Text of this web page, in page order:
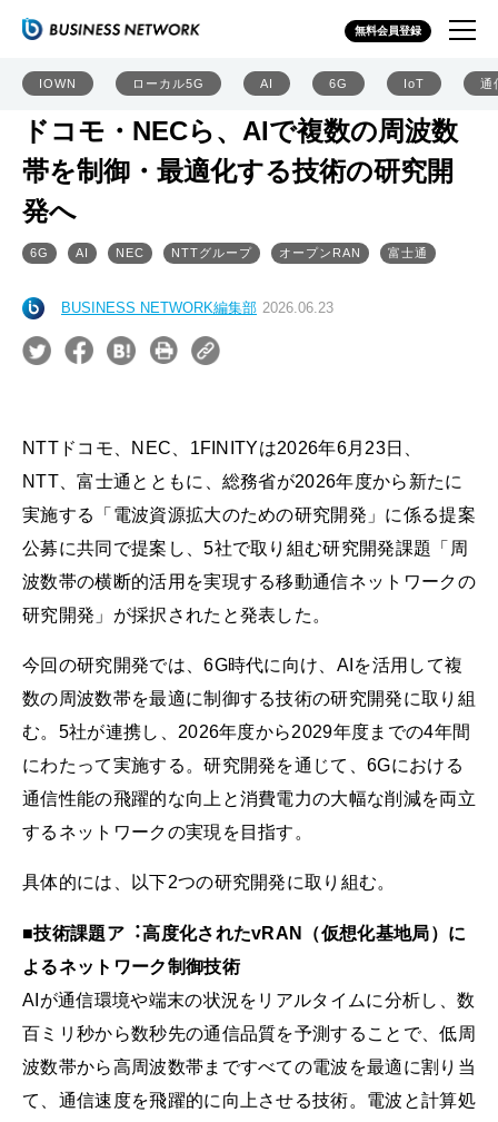
無料会員登録
IOWN ローカル5G AI 6G IoT 通
ドコモ・NECら、AIで複数の周波数
帯を制御・最適化する技術の研究開
発へ
6G AI NEC NTTグループ オープンRAN 富士通
BUSINESS NETWORK編集部 2026.06.23
NTTドコモ、NEC、1FINITYは2026年6月23日、
NTT、富士通とともに、総務省が2026年度から新たに
実施する「電波資源拡大のための研究開発」に係る提案
公募に共同で提案し、5社で取り組む研究開発課題「周
波数帯の横断的活用を実現する移動通信ネットワークの
研究開発」が採択されたと発表した。
今回の研究開発では、6G時代に向け、AIを活用して複
数の周波数帯を最適に制御する技術の研究開発に取り組
む。5社が連携し、2026年度から2029年度までの4年間
にわたって実施する。研究開発を通じて、6Gにおける
通信性能の飛躍的な向上と消費電力の大幅な削減を両立
するネットワークの実現を目指す。
具体的には、以下2つの研究開発に取り組む。
■技術課題ア︓高度化されたvRAN（仮想化基地局）に
よるネットワーク制御技術
AIが通信環境や端末の状況をリアルタイムに分析し、数
百ミリ秒から数秒先の通信品質を予測することで、低周
波数帯から高周波数帯まですべての電波を最適に割り当
て、通信速度を飛躍的に向上させる技術。電波と計算処